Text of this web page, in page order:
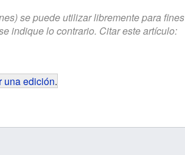
se puede utilizar libremente para fines
indique lo contrario. Citar este artículo:
una edición.